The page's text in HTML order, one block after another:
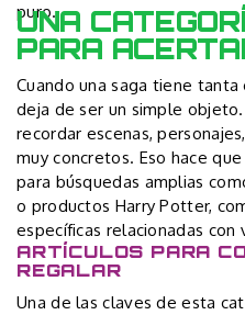
puro.
UNA
PARA
Cuando una saga tiene
deja de ser un simple
recordar escenas,
muy concretos. Eso hace
para búsquedas amplias
o productos Harry Potter,
específicas relacionadas con
ARTÍCULOS PARA
REGALAR
Una de las claves de esta